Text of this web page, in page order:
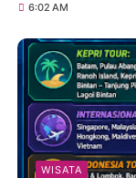
6:02 AM
WISATA